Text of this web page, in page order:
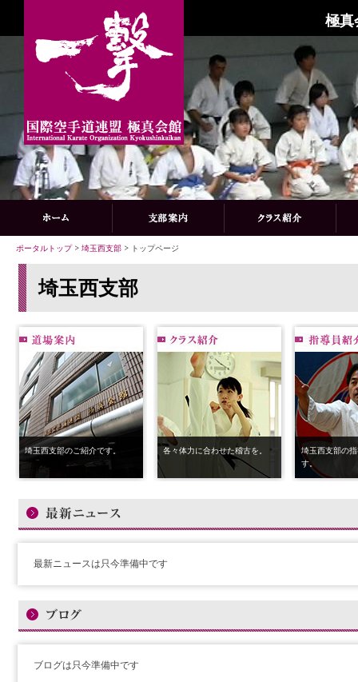
極真
ポータルトップ> 埼玉西支部 > トップページ
埼玉西支部
埼玉西支部のご紹介です。 各々体力に合わせた稽古を。
埼玉西支部の
す。
最新ニュースは只今準備中です
ブログは只今準備中です